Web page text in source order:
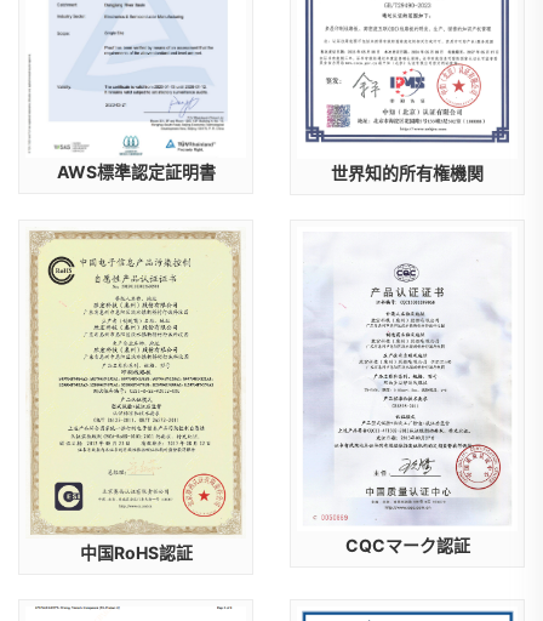
AWS標準認定証明書 世界知的所有権機関
中国RoHS認証 CQCマーク認証